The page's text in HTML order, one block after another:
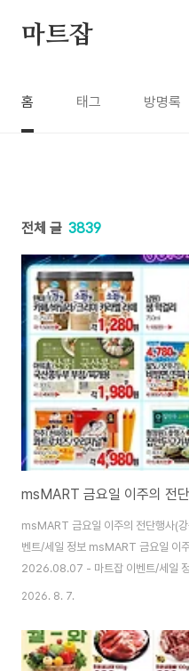
마트잡
홈 태그 방명록
전체 글 3839
msMART 금요일 이주의 전
msMART 금요일 이주의 전단행사(
벤트/세일 정보 msMART 금요일 이
2026.08.07 - 마트잡 이벤트/세일
스마트 의 msMART 금요일 이주의
2026. 8. 7.